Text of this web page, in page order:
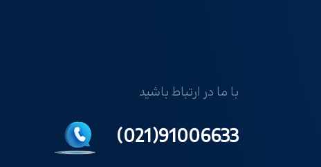
با ما در ارتباط باشید
91006633(021)